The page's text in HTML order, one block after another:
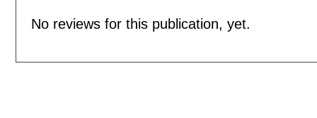
No reviews for this publication, yet.